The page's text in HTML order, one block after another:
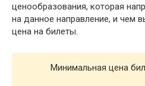
ценообразования, которая
на данное направление, и чем
цена на билеты.
Минимальная цена